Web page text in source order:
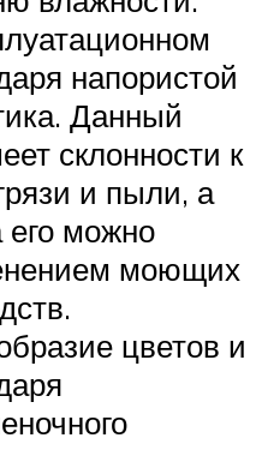
напористой
Данный
склонности к
и пыли, а
его можно
моющих
цветов и